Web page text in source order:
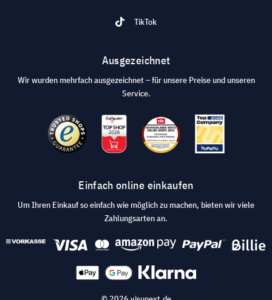
TikTok
Ausgezeichnet
Wir wurden mehrfach ausgezeichnet – für unsere Preise und unseren
Service.
Einfach online einkaufen
Um Ihren Einkauf so einfach wie möglich zu machen, bieten wir viele
Zahlungsarten an.